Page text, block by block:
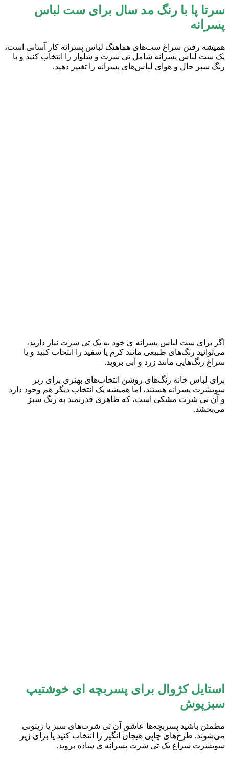
سرتا پا با رنگ مد سال برای ست لباس
پسرانه
همیشه رفتن سراغ ست‌های هماهنگ لباس پسرانه کار آسانی است،
یک ست لباس پسرانه شامل تی شرت و شلوار را انتخاب کنید و با
رنگ سبز حال و هوای لباس‌های پسرانه را تغییر دهید.
اگر برای ست لباس پسرانه ی خود به یک تی شرت نیاز دارید،
می‌توانید رنگ‌های طبیعی مانند کرم یا سفید را انتخاب کنید و یا
سراغ رنگ‌هایی مانند زرد و آبی بروید.
برای لباس خانه رنگ‌های روشن انتخاب‌های بهتری برای زیر
سویشرت پسرانه هستند، اما همیشه یک انتخاب دیگر هم وجود دارد
و آن تی شرت مشکی است، که ظاهری قدرتمند به رنگ سبز
می‌بخشد.
استایل کژوال برای پسربچه ای خوشتیپ
سبزپوش
مطمئن باشید پسربچه‌ها عاشق آن تی شرت‌های سبز یا زیتونی
می‌شوند. طرح‌های چاپی هیجان انگیر را انتخاب کنید یا برای زیر
سویشرت سراغ یک تی شرت پسرانه ی ساده بروید.